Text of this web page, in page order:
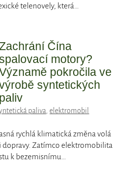
telenovely, která…
Čína
motory?
pokročila ve
syntetických
paliv
paliva,elektromobil
rychlá klimatická změna volá
dopravy. Zatímco elektromobilita
k bezemisnímu…